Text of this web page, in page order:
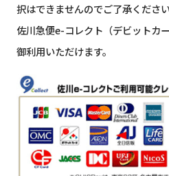
択はできませんのでご了承ください
佐川急便e-コレクト（デビットカ
御利用いただけます。